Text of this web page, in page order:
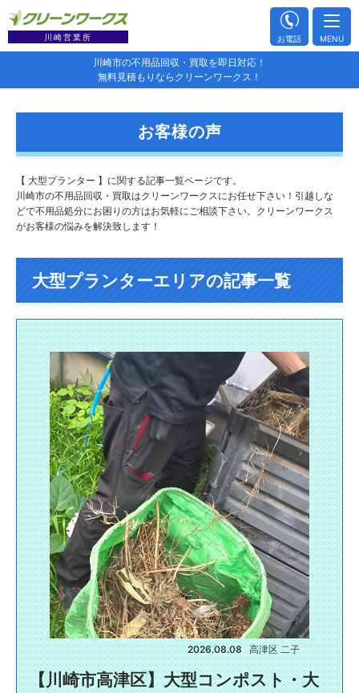
川崎市の不用品回収・買取を即日対応！
無料見積もりならクリーンワークス！
川崎営業所 お電話 MENU
お客様の声
【 大型プランター 】に関する記事一覧ページです。
川崎市の不用品回収・買取はクリーンワークスにお任せ下さい！引越しな
どで不用品処分にお困りの方はお気軽にご相談下さい。クリーンワークス
がお客様の悩みを解決致します！
大型プランターエリアの記事一覧
2026.08.08 高津区 二子
【川崎市高津区】大型コンポスト・大